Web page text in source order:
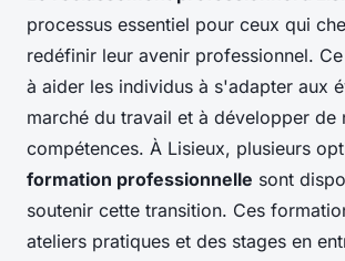
processus essentiel pour ceux qui
redéfinir leur avenir professionnel.
à aider les individus à s'adapter aux
marché du travail et à développer de
compétences. À Lisieux, plusieurs
formation professionnelle sont
soutenir cette transition. Ces
ateliers pratiques et des stages en